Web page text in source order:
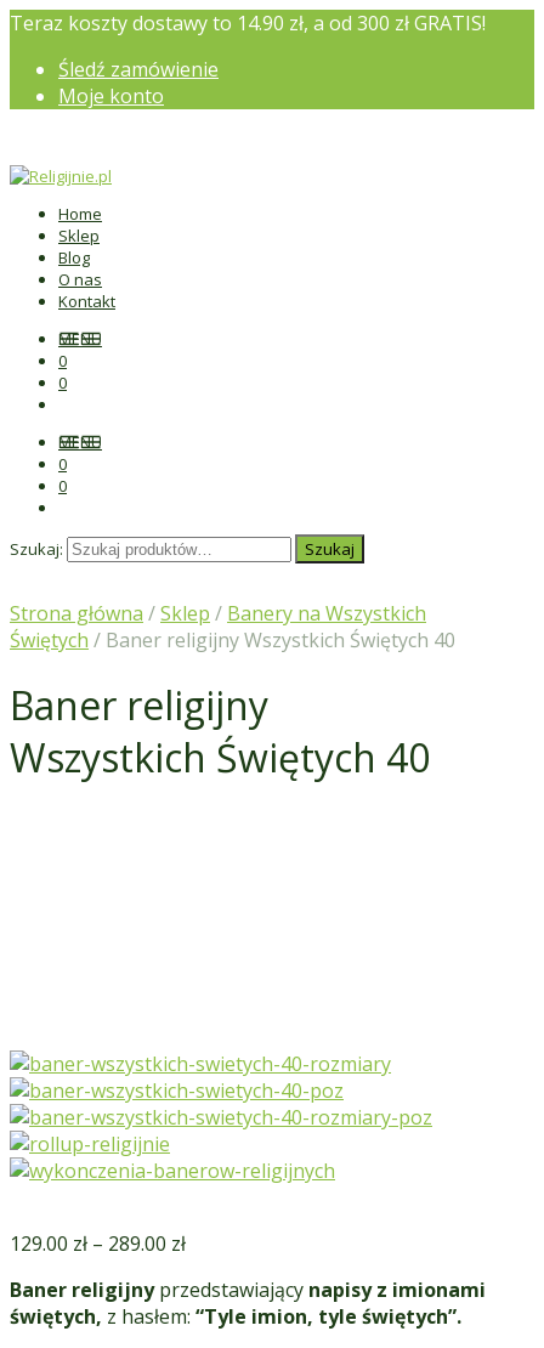
Teraz koszty dostawy to 14.90 zł, a od 300 zł GRATIS!
Śledź zamówienie
Moje konto
Home
Sklep
Blog
O nas
Kontakt
MENU
0
0
MENU
0
0
Szukaj: Szukaj
Strona główna /Sklep / Banery na Wszystkich
Świętych / Baner religijny Wszystkich Świętych 40
Baner religijny
Wszystkich Świętych 40
129.00 zł – 289.00 zł
Baner religijnyprzedstawiający napisy z imionami
świętych, z hasłem: “Tyle imion, tyle świętych”.